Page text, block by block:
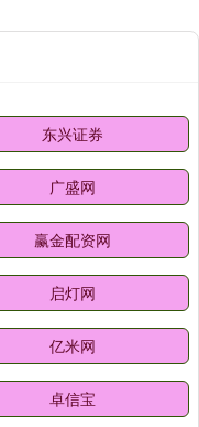
东兴证券
广盛网
赢金配资网
启灯网
亿米网
卓信宝